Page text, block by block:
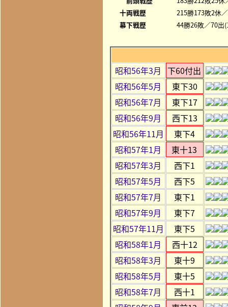
十両戦歴
215勝173敗2休
幕下戦歴
44勝26敗／70出
昭和56年3月 下60付出
昭和56年5月
東下30
昭和56年7月
東下17
昭和56年9月
西下13
昭和56年11月
東下4
昭和57年1月
東十13
昭和57年3月
西下1
昭和57年5月
西下5
昭和57年7月
東下1
昭和57年9月
東下7
昭和57年11月
東下5
昭和58年1月
西十12
昭和58年3月
東十9
昭和58年5月
東十5
昭和58年7月
西十1